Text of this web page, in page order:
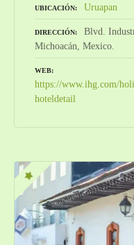
UBICACIÓN Uruapan
DIRECCIÓN
Blvd.
Michoacán, Mexico.
WEB
https://www.ihg.com/
hoteldetail